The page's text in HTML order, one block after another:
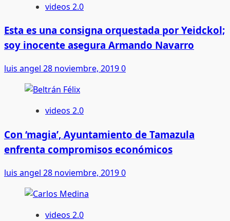
videos 2.0
Esta es una consigna orquestada por Yeidckol;
soy inocente asegura Armando Navarro
luis angel 28 noviembre, 20190
videos 2.0
Con ‘magia’, Ayuntamiento de Tamazula
enfrenta compromisos económicos
luis angel 28 noviembre, 20190
videos 2.0